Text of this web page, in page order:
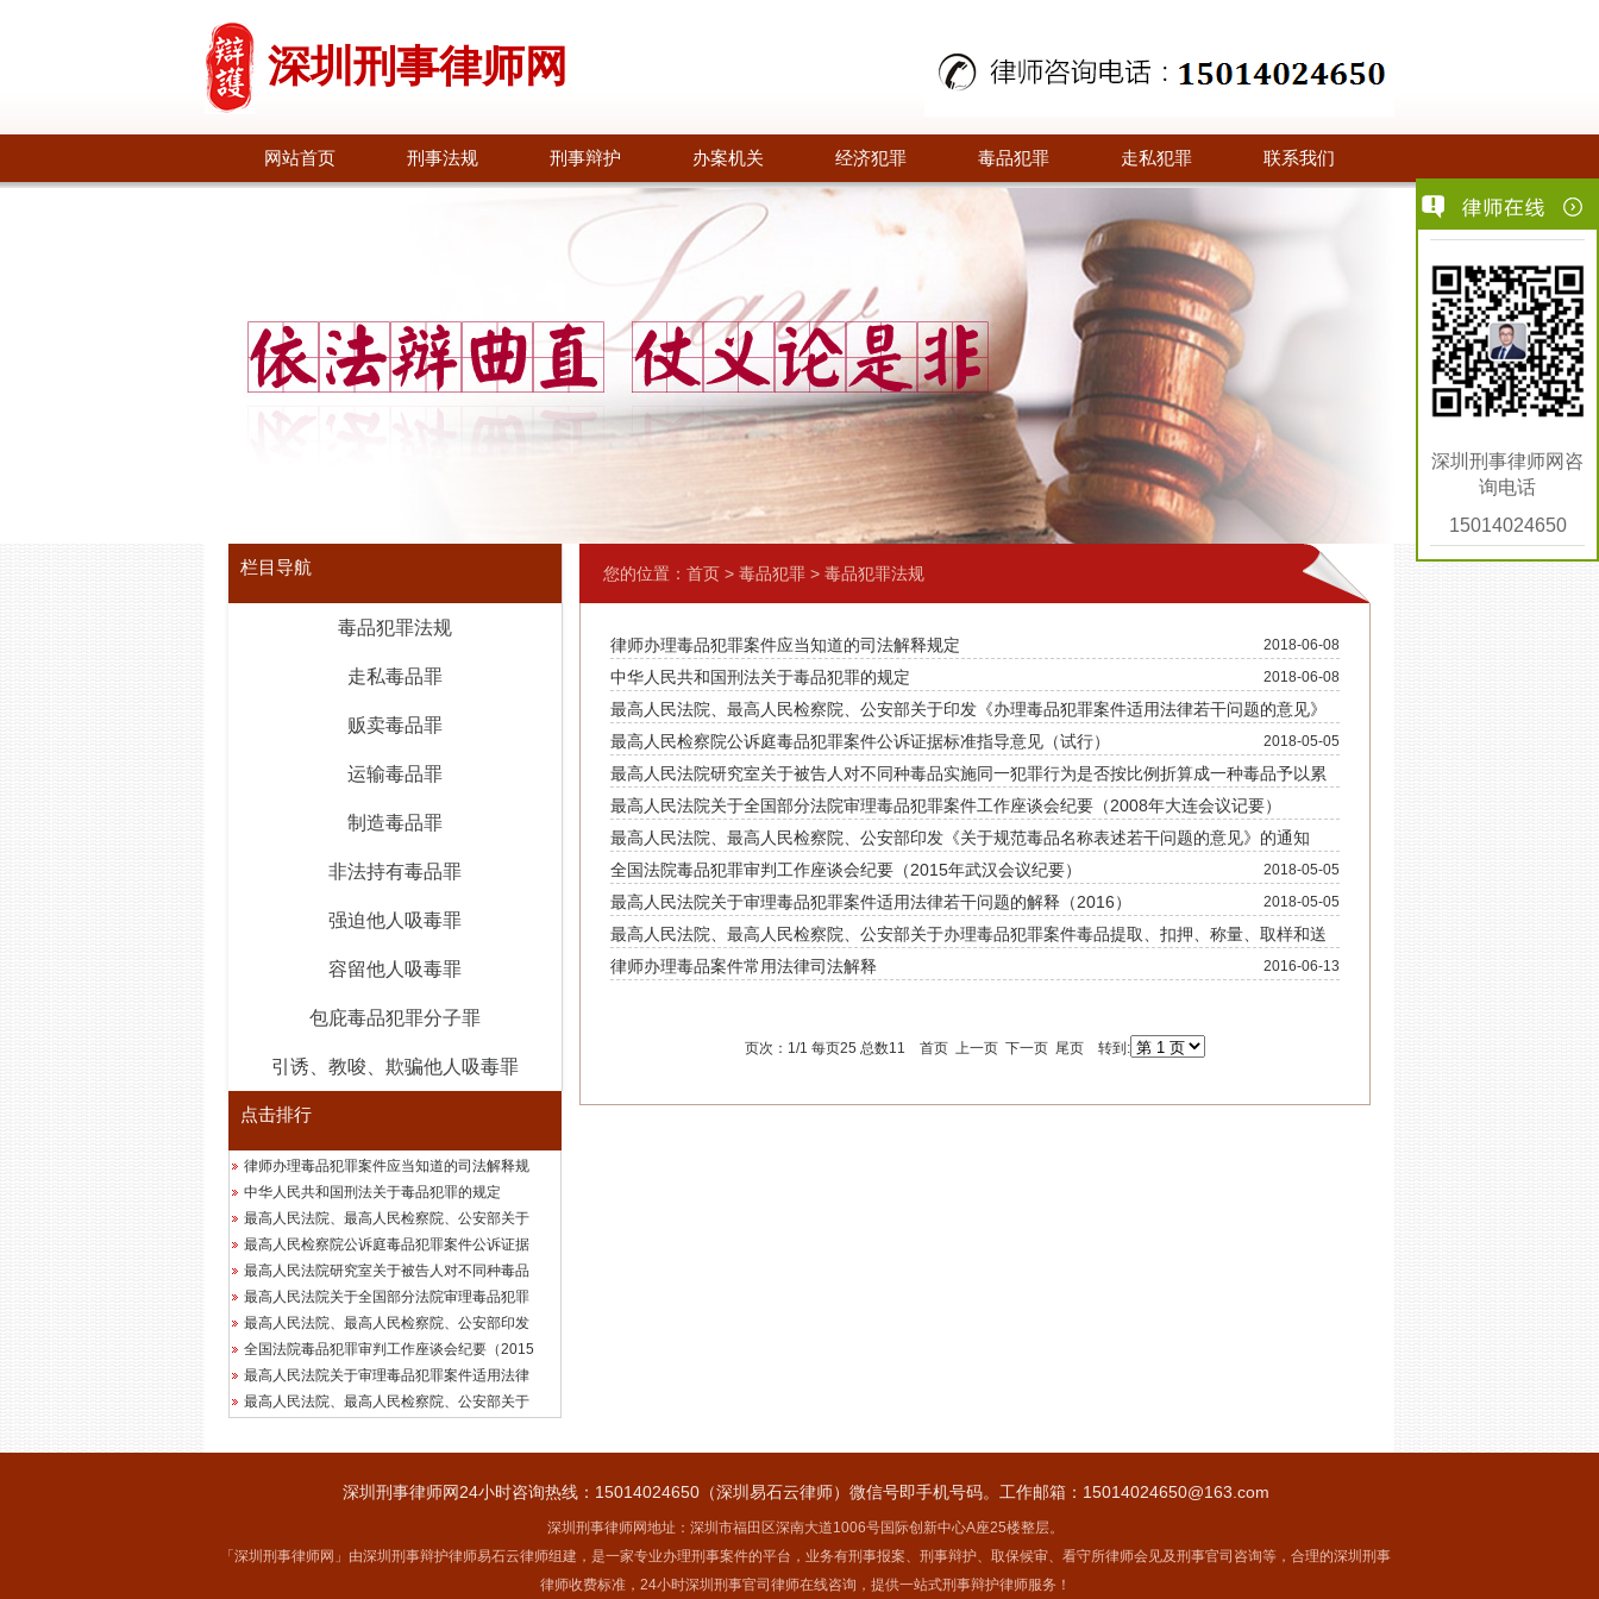
深圳刑事律师网
网站首页 刑事法规 刑事辩护 办案机关 经济犯罪 毒品犯罪 走私犯罪 联系我们
栏目导航
毒品犯罪法规
走私毒品罪
贩卖毒品罪
运输毒品罪
制造毒品罪
非法持有毒品罪
强迫他人吸毒罪
容留他人吸毒罪
包庇毒品犯罪分子罪
引诱、教唆、欺骗他人吸毒罪
点击排行
律师办理毒品犯罪案件应当知道的司法解释规
中华人民共和国刑法关于毒品犯罪的规定
最高人民法院、最高人民检察院、公安部关于
最高人民检察院公诉庭毒品犯罪案件公诉证据
最高人民法院研究室关于被告人对不同种毒品
最高人民法院关于全国部分法院审理毒品犯罪
最高人民法院、最高人民检察院、公安部印发
全国法院毒品犯罪审判工作座谈会纪要（2015
最高人民法院关于审理毒品犯罪案件适用法律
最高人民法院、最高人民检察院、公安部关于
您的位置： 首页 > 毒品犯罪 > 毒品犯罪法规
律师办理毒品犯罪案件应当知道的司法解释规定 2018-06-08
中华人民共和国刑法关于毒品犯罪的规定 2018-06-08
最高人民法院、最高人民检察院、公安部关于印发《办理毒品犯罪案件适用法律若干问题的意见》
的通知（2007）
2018-05-05
最高人民检察院公诉庭毒品犯罪案件公诉证据标准指导意见（试行） 2018-05-05
最高人民法院研究室关于被告人对不同种毒品实施同一犯罪行为是否按比例折算成一种毒品予以累
加后量刑的答复
2018-05-05
最高人民法院关于全国部分法院审理毒品犯罪案件工作座谈会纪要（2008年大连会议记要）
2018-05-05
最高人民法院、最高人民检察院、公安部印发《关于规范毒品名称表述若干问题的意见》的通知
2018-05-05
全国法院毒品犯罪审判工作座谈会纪要（2015年武汉会议纪要） 2018-05-05
最高人民法院关于审理毒品犯罪案件适用法律若干问题的解释（2016） 2018-05-05
最高人民法院、最高人民检察院、公安部关于办理毒品犯罪案件毒品提取、扣押、称量、取样和送
检程序若干问题的规定
律师办理毒品案件常用法律司法解释 2016-06-13
页次：1/1 每页25 总数11 首页 上一页 下一页 尾页 转到:
深圳刑事律师网24小时咨询热线：15014024650（深圳易石云律师）微信号即手机号码。工作邮箱：15014024650@163.com
深圳刑事律师网地址：深圳市福田区深南大道1006号国际创新中心A座25楼整层。
「深圳刑事律师网」由深圳刑事辩护律师易石云律师组建，是一家专业办理刑事案件的平台，业务有刑事报案、刑事辩护、取保候审、看守所律师会见及刑事官司咨询等，合理的深圳刑事
律师收费标准，24小时深圳刑事官司律师在线咨询，提供一站式刑事辩护律师服务！
深圳刑事律师网咨
询电话
15014024650